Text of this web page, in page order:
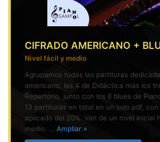
CIFRADO AMERICANO +
Nivel fácil y medio
Agrupamos todas las partituras
americano, las 4 de Didáctica más los
Repertorio, junto con los 6 blues de
13 partituras en total en un solo pdf,
aplicado del 20%. Van de un nivel inicial
medio. … Ampliar »